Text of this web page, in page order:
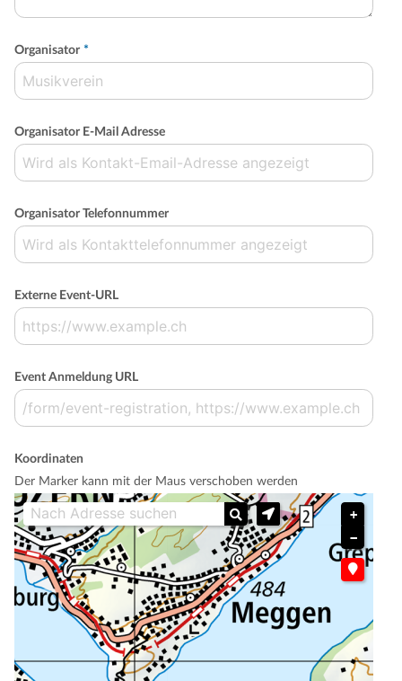
Organisator *
Organisator E-Mail Adresse
Organisator Telefonnummer
Externe Event-URL
Event Anmeldung URL
Koordinaten
Der Marker kann mit der Maus verschoben werden
+
−